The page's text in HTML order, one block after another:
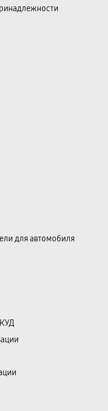
для автомобиля